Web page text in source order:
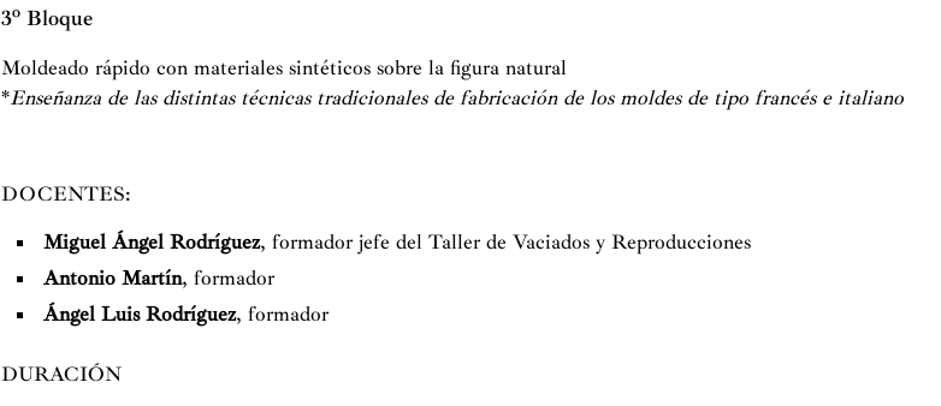
3º Bloque
Moldeado rápido con materiales sintéticos sobre la figura natural
*Enseñanza de las distintas técnicas tradicionales de fabricación de los moldes de tipo francés e italiano
DOCENTES:
Miguel Ángel Rodríguez, formador jefe del Taller de Vaciados y Reproducciones
Antonio Martín, formador
Ángel Luis Rodríguez, formador
DURACIÓN